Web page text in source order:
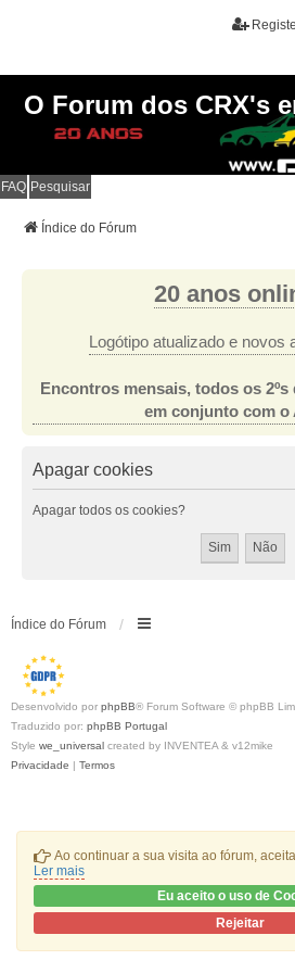
Ao continuar a sua visita ao fórum,
Ler mais
Eu aceito o uso de
Rejeitar
O Forum dos CRX's
FAQ Pesquisar
Índice do Fórum
20 anos
Logótipo atualizado e novos
Encontros mensais, todos os
em conjunto com o
Apagar cookies
Apagar todos os cookies?
Índice do Fórum
Desenvolvido por phpBB® Forum Software © phpBB
Traduzido por: phpBB Portugal
Style we_universal created by INVENTEA & v12mike
Privacidade | Termos